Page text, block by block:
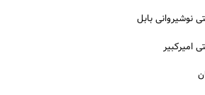
جستجو